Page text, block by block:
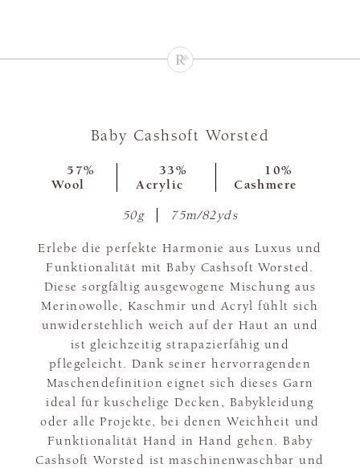
Baby Cashsoft Worsted
57%
Wool
33%
Acrylic
10%
Cashmere
50g 75m/82yds
Erlebe die perfekte Harmonie aus Luxus und
Funktionalität mit Baby Cashsoft Worsted.
Diese sorgfältig ausgewogene Mischung aus
Merinowolle, Kaschmir und Acryl fühlt sich
unwiderstehlich weich auf der Haut an und
ist gleichzeitig strapazierfähig und
pflegeleicht. Dank seiner hervorragenden
Maschendefinition eignet sich dieses Garn
ideal für kuschelige Decken, Babykleidung
oder alle Projekte, bei denen Weichheit und
Funktionalität Hand in Hand gehen. Baby
Cashsoft Worsted ist maschinenwaschbar und